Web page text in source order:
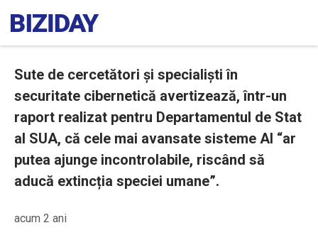
Sute de cercetători și specialiști în
securitate cibernetică avertizează, într-un
raport realizat pentru Departamentul de Stat
al SUA, că cele mai avansate sisteme AI “ar
putea ajunge incontrolabile, riscând să
aducă extincția speciei umane”.
acum 2 ani